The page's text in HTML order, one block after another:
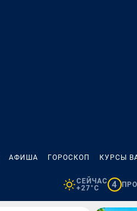
АФИША ГОРОСКОП КУРСЫ
СЕЙЧАС
+27°C
4